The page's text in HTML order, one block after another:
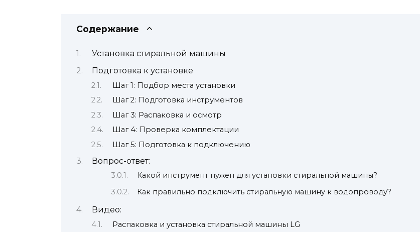
Содержание
Установка стиральной машины
Подготовка к установке
Шаг 1: Подбор места установки
Шаг 2: Подготовка инструментов
Шаг 3: Распаковка и осмотр
Шаг 4: Проверка комплектации
Шаг 5: Подготовка к подключению
Вопрос-ответ:
Какой инструмент нужен для установки стиральной машины?
Как правильно подключить стиральную машину к водопроводу?
Видео:
Распаковка и установка стиральной машины LG